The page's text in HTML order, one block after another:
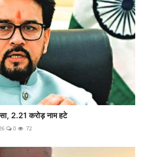
2.21 करोड़ नाम हटे
0 72